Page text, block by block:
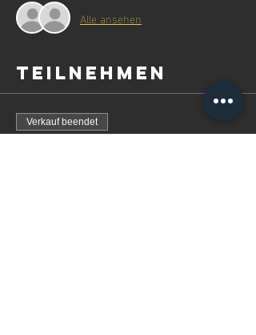
Alle ansehen
Teilnehmen
Verkauf beendet